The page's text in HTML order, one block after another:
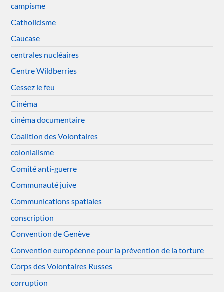
campisme
Catholicisme
Caucase
centrales nucléaires
Centre Wildberries
Cessez le feu
Cinéma
cinéma documentaire
Coalition des Volontaires
colonialisme
Comité anti-guerre
Communauté juive
Communications spatiales
conscription
Convention de Genève
Convention européenne pour la prévention de la torture
Corps des Volontaires Russes
corruption